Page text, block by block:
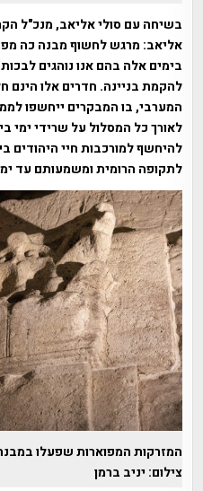
בשיחה עם סולי אליאב, מנכ"ל
אליאב: מרגש לחשוף מבנה כה
בימים אלה בהם אנו נוהגים
להקמת בניינה. חדרים אלו
המערבי, בו המבקרים ייחשפו
לאורך כל המסלול על שרידי ימי
להיחשף למורכבות חיי היהודים
לתקופה הרומית ומשמעותם עד
צילום: יניב ברמן